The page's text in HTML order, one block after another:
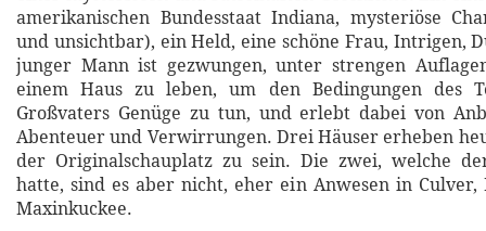
amerikanischen Bundesstaat Indiana, mysteriöse
und unsichtbar), ein Held, eine schöne Frau, Intrigen,
junger Mann ist gezwungen, unter strengen
einem Haus zu leben, um den Bedingungen des
Großvaters Genüge zu tun, und erlebt dabei von
Abenteuer und Verwirrungen. Drei Häuser erheben
der Originalschauplatz zu sein. Die zwei, welche
hatte, sind es aber nicht, eher ein Anwesen in Culver,
Maxinkuckee.